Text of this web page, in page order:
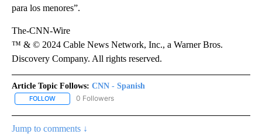
para los menores”.
The-CNN-Wire
™ & © 2024 Cable News Network, Inc., a Warner Bros.
Discovery Company. All rights reserved.
Article Topic Follows: CNN - Spanish
FOLLOW FOLLOW "CNN - SPANISH" TO RECEIVE NOTIFICATIONS ABOUT
0 Followers
Jump to comments ↓